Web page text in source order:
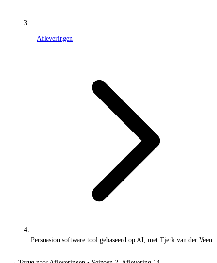
Afleveringen
Persuasion software tool gebaseerd op AI, met Tjerk van der Veen